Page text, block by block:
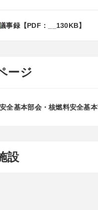
事録【PDF：__130KB】
ージ
安全基本部会・核燃料安全基
設